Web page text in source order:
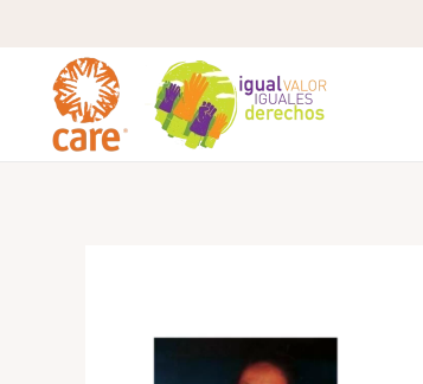
Skip to main content